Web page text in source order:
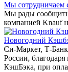
Мы сотрудничаем
Мы рады
компанией Knauf
Новогодний
Си-Маркет, Т-
России,
КэшБэка, при